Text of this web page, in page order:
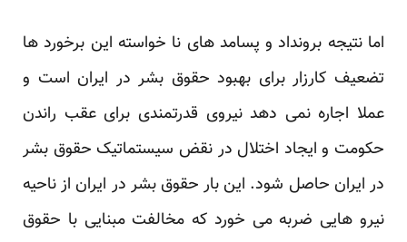
اما نتیجه برونداد و پسامد های نا خواسته این برخورد ها
تضعیف کارزار برای بهبود حقوق بشر در ایران است و
عملا اجاره نمی دهد نیروی قدرتمندی برای عقب راندن
حکومت و ایجاد اختلال در نقض سیستماتیک حقوق بشر
در ایران حاصل شود. این بار حقوق بشر در ایران از ناحیه
نیرو هایی ضربه می خورد که مخالفت مبنایی با حقوق